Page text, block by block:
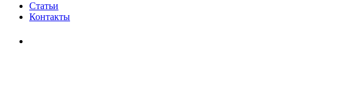
Статьи
Контакты